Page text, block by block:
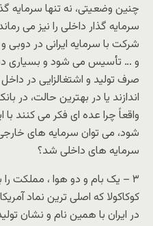
چنین وضعیتی، نه تنها سرمایه
سرمایه گذار داخلی را نیز می
شرکت با سرمایه ایرانی در دوبی
و … تأسیس می شود و بسیاری
صرف تولید و اشتغالزایی در
اندازند یا در بهترین حالت، در
واقعاً چرا عده ای فکر می کنند
شود، می توان سرمایه های
سرمایه های داخلی شد؟
۳ – یک بام و دو هوا ، مملکت
کوکاکولا که اصلی ترین نماد
در ایران با همین نام و نشان